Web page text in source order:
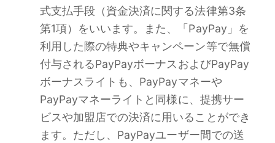
式支払手段（資金決済に関する法律第3条
第1項）をいいます。また、「PayPay」を
利用した際の特典やキャンペーン等で無償
付与されるPayPayボーナスおよびPayPay
ボーナスライトも、PayPayマネーや
PayPayマネーライトと同様に、提携サー
ビスや加盟店での決済に用いることができ
ます。ただし、PayPayユーザー間での送